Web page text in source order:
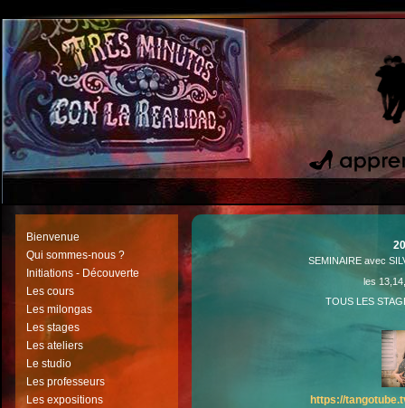
Bienvenue
Qui sommes-nous ?
Initiations - Découverte
Les cours
Les milongas
Les stages
Les ateliers
Le studio
Les professeurs
Les expositions
SEMINAIRE avec
les
TOUS LES
https://